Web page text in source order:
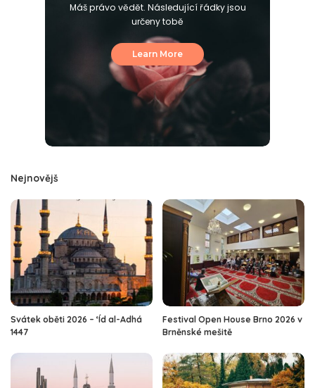
Máš právo vědět. Následující řádky jsou
určeny tobě
Learn More
Nejnovějš
Svátek oběti 2026 – ‘Íd al-Adhá
1447
Festival Open House Brno 2026 v
Brněnské mešitě